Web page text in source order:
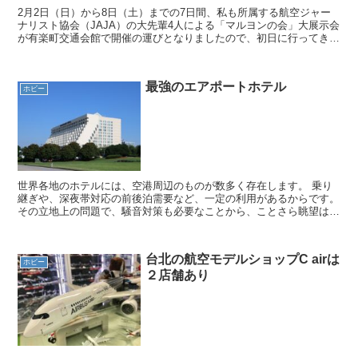
2月2日（日）から8日（土）までの7日間、私も所属する航空ジャー
ナリスト協会（JAJA）の大先輩4人による「マルヨンの会」大展示会
が有楽町交通会館で開催の運びとなりましたので、初日に行ってきま
ホビー 最強のエアポートホテル
世界各地のホテルには、空港周辺のものが数多く存在します。 乗り
継ぎや、深夜帯対応の前後泊需要など、一定の利用があるからです。
その立地上の問題で、騒音対策も必要なことから、ことさら眺望は重
ホビー
台北の航空モデルショップC airは
２店舗あり